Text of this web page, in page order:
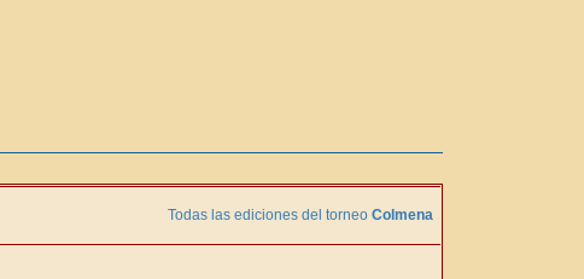
Todas las ediciones del torneo Colmena